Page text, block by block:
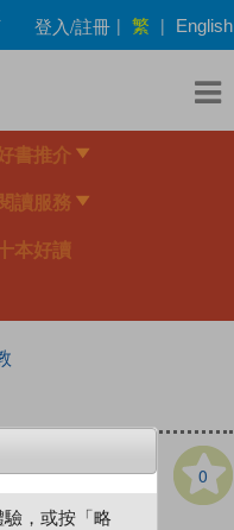
登入/註冊 | 繁 | English
書推介
讀服務
本好讀
0
，或按「略